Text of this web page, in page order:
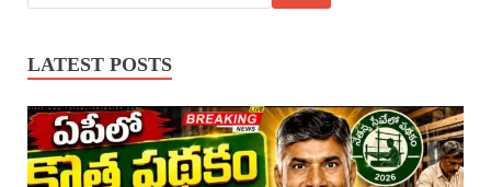
LATEST POSTS